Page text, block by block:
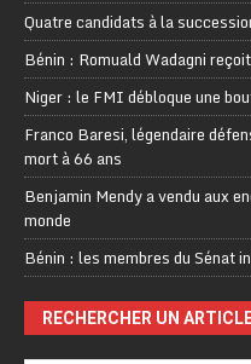
Quatre candidats à la
Bénin : Romuald Wadagni
Niger : le FMI débloque une
Franco Baresi, légendaire
mort à 66 ans
Benjamin Mendy a vendu aux
monde
Bénin : les membres du Sénat
RECHERCHER UN